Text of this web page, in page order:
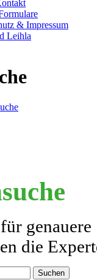
& Impressum
Leihla
genauere
die